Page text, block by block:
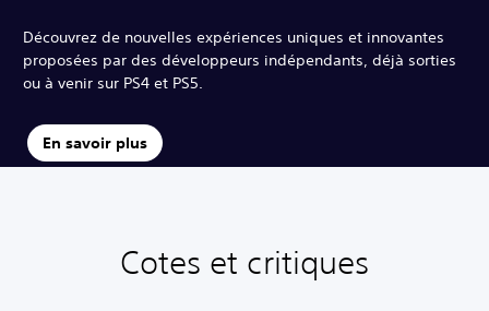
Découvrez de nouvelles expériences uniques et innovantes
proposées par des développeurs indépendants, déjà sorties
ou à venir sur PS4 et PS5.
En savoir plus
Cotes et critiques